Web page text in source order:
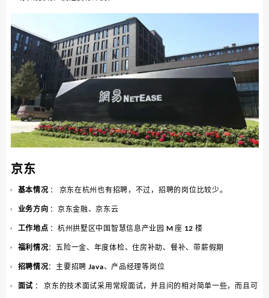
京东
基本情况 ： 京东在杭州也有招聘，不过，招聘的岗位比较少。
业务方向 ：京东金融、京东云
工作地点 ：杭州拱墅区中国智慧信息产业园 M 座 12 楼
福利情况：五险一金、年度体检、住房补助、餐补、带薪假期
招聘情况：主要招聘 Java、产品经理等岗位
面试 ： 京东的技术面试采用常规面试，并且问的相对简单一些，而且可